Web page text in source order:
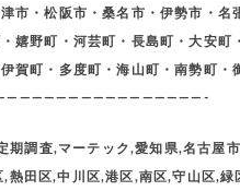
市・松阪市・桑名市・伊勢市・
嬉野町・河芸町・長島町・大安
賀町・多度町・海山町・南勢町
期調査,マーテック,愛知県,名古
熱田区,中川区,港区,南区,守山区,